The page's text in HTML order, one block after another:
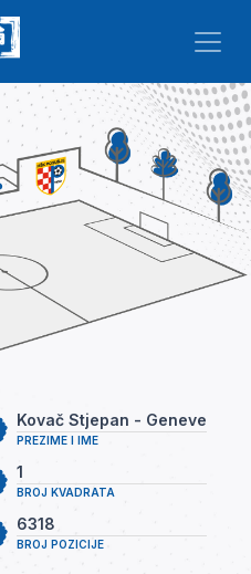
Skip to main content
PREZIME I IME
Kovač Stjepan - Geneve
BROJ KVADRATA
1
BROJ POZICIJE
6318